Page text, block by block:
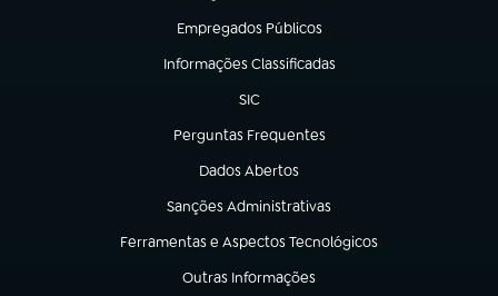
Empregados Públicos
(abre em nova aba)
Informações Classificadas
(abre em nova aba)
SIC
(abre em nova aba)
Perguntas Frequentes
(abre em nova aba)
Dados Abertos
(abre em nova aba)
Sanções Administrativas
(abre em nova aba)
Ferramentas e Aspectos Tecnológicos
(abre em nova aba)
Outras Informações
(abre em nova aba)